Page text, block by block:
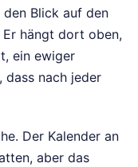
Blick auf den
hängt dort oben,
ein ewiger
dass nach jeder
Der Kalender an
aber das